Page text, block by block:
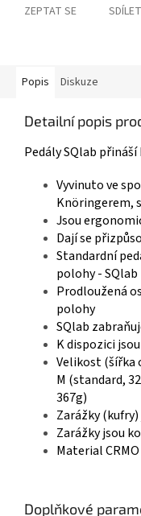
ZEPTAT SE SDÍLET
Popis Diskuze
Detailní popis
Pedály SQlab
Vyvinuto ve
Knöringerem,
Jsou
Dají se
Standardní
polohy - SQlab
Prodloužená
polohy
SQlab
K dispozici
Velikost (šířka
M (standard,
367g)
Zarážky
Zarážky jsou
Material
Doplňkové